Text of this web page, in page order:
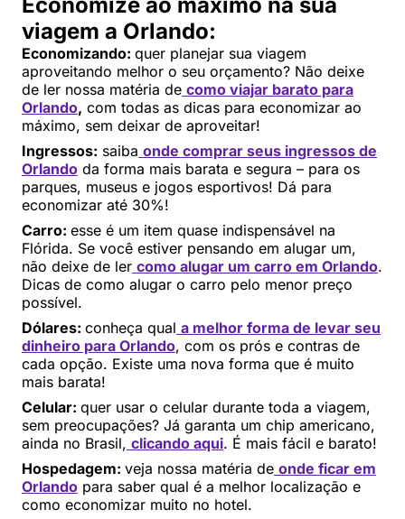
viagem a Orlando:
Economizando: quer planejar sua viagem
aproveitando melhor o seu orçamento? Não deixe
de ler nossa matéria de como viajar barato para
Orlando, com todas as dicas para economizar ao
máximo, sem deixar de aproveitar!
Ingressos: saiba onde comprar seus ingressos de
Orlando da forma mais barata e segura – para os
parques, museus e jogos esportivos! Dá para
economizar até 30%!
Carro: esse é um item quase indispensável na
Flórida. Se você estiver pensando em alugar um,
não deixe de ler como alugar um carro em Orlando.
Dicas de como alugar o carro pelo menor preço
possível.
Dólares: conheça qual a melhor forma de levar seu
dinheiro para Orlando, com os prós e contras de
cada opção. Existe uma nova forma que é muito
mais barata!
Celular: quer usar o celular durante toda a viagem,
sem preocupações? Já garanta um chip americano,
ainda no Brasil, clicando aqui. É mais fácil e barato!
Hospedagem: veja nossa matéria de onde ficar em
Orlando para saber qual é a melhor localização e
como economizar muito no hotel.